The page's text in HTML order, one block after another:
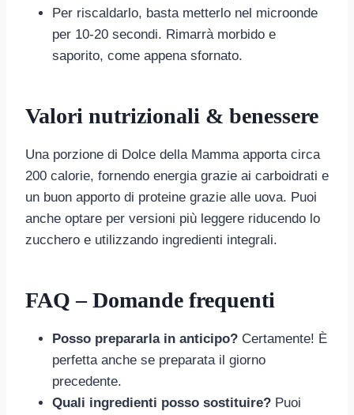
Per riscaldarlo, basta metterlo nel microonde
per 10-20 secondi. Rimarrà morbido e
saporito, come appena sfornato.
Valori nutrizionali & benessere
Una porzione di Dolce della Mamma apporta circa
200 calorie, fornendo energia grazie ai carboidrati e
un buon apporto di proteine grazie alle uova. Puoi
anche optare per versioni più leggere riducendo lo
zucchero e utilizzando ingredienti integrali.
FAQ – Domande frequenti
Posso prepararla in anticipo? Certamente! È
perfetta anche se preparata il giorno
precedente.
Quali ingredienti posso sostituire? Puoi